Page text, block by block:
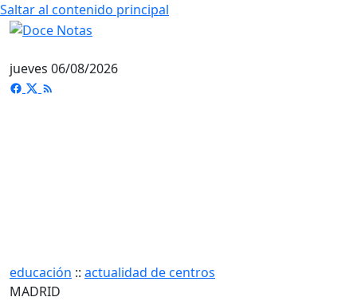
Saltar al contenido principal
jueves 06/08/2026
educación :: actualidad de centros
MADRID